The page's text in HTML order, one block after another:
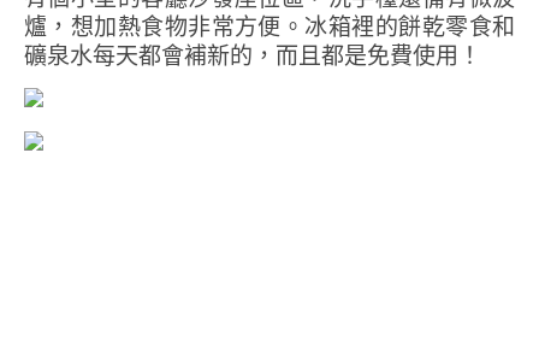
爐，想加熱食物非常方便。冰箱裡的餅乾零食和
礦泉水每天都會補新的，而且都是免費使用！